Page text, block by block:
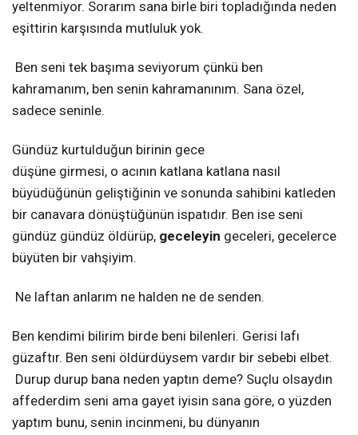
yeltenmiyor. Sorarım sana birle biri topladığında neden
eşittirin karşısında mutluluk yok.
Ben seni tek başıma seviyorum çünkü ben
kahramanım, ben senin kahramanınım. Sana özel,
sadece seninle.
Gündüz kurtulduğun birinin gece
düşüne girmesi, o acının katlana katlana nasıl
büyüdüğünün geliştiğinin ve sonunda sahibini katleden
bir canavara dönüştüğünün ispatıdır. Ben ise seni
gündüz gündüz öldürüp, geceleyin geceleri, gecelerce
büyüten bir vahşiyim.
Ne laftan anlarım ne halden ne de senden.
Ben kendimi bilirim birde beni bilenleri. Gerisi lafı
güzaftır. Ben seni öldürdüysem vardır bir sebebi elbet.
Durup durup bana neden yaptın deme? Suçlu olsaydın
affederdim seni ama gayet iyisin sana göre, o yüzden
yaptım bunu, senin incinmeni, bu dünyanın